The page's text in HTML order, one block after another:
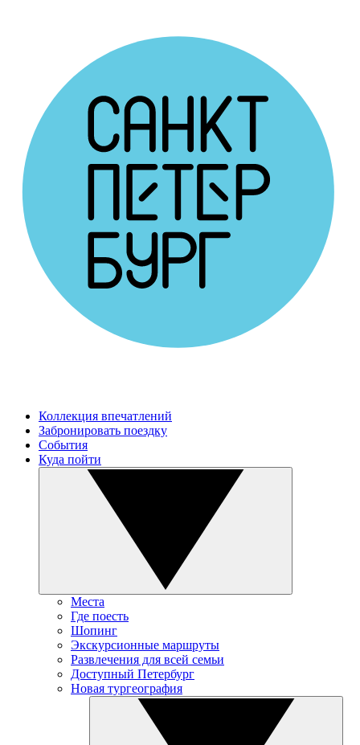
Коллекция впечатлений
Забронировать поездку
События
Куда пойти
Места
Где поесть
Шопинг
Экскурсионные маршруты
Развлечения для всей семьи
Доступный Петербург
Новая тургеография